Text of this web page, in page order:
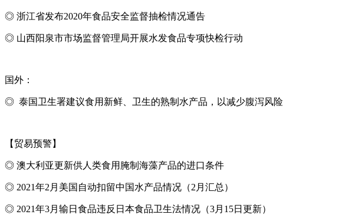
◎ 浙江省发布2020年食品安全监督抽检情况通告
◎ 山西阳泉市市场监督管理局开展水发食品专项快检行动
国外：
◎ 泰国卫生署建议食用新鲜、卫生的熟制水产品，以减少腹泻风险
【贸易预警】
◎ 澳大利亚更新供人类食用腌制海藻产品的进口条件
◎ 2021年2月美国自动扣留中国水产品情况（2月汇总）
◎ 2021年3月输日食品违反日本食品卫生法情况（3月15日更新）